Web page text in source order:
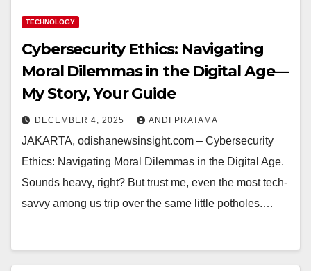
TECHNOLOGY
Cybersecurity Ethics: Navigating
Moral Dilemmas in the Digital Age—
My Story, Your Guide
DECEMBER 4, 2025 ANDI PRATAMA
JAKARTA, odishanewsinsight.com – Cybersecurity
Ethics: Navigating Moral Dilemmas in the Digital Age.
Sounds heavy, right? But trust me, even the most tech-
savvy among us trip over the same little potholes.…